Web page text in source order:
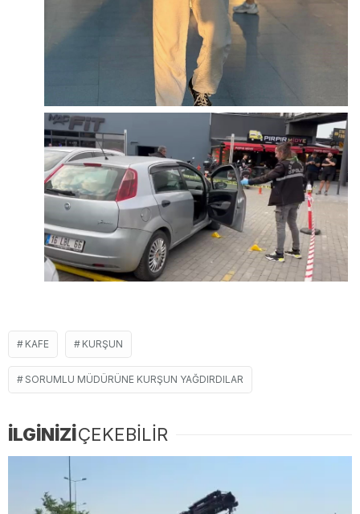
KAFE KURŞUN
SORUMLU MÜDÜRÜNE KURŞUN YAĞDIRDILAR
İLGİNİZİÇEKEBİLİR